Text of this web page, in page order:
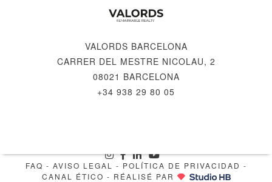
VALORDS BARCELONA
CARRER DEL MESTRE NICOLAU, 2
08021 BARCELONA
+34 938 29 80 05
FAQ - AVISO LEGAL - POLÍTICA DE PRIVACIDAD -
CANAL ÉTICO - RÉALISÉ PAR